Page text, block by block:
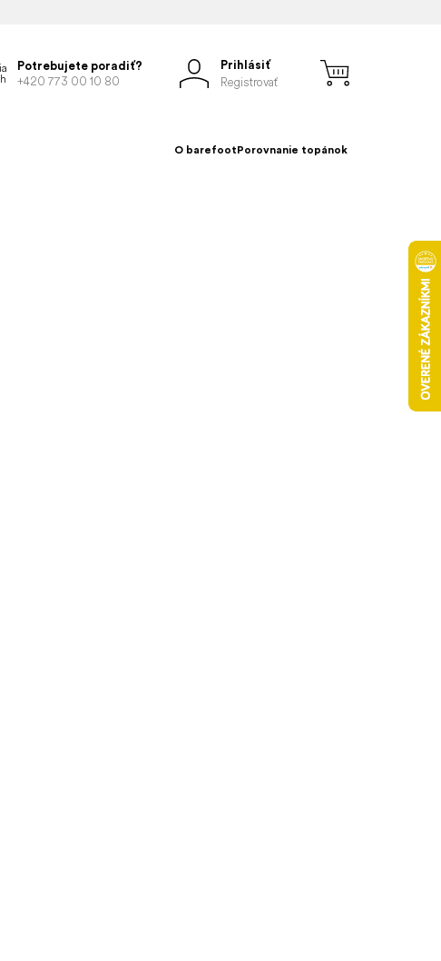
Potrebujete poradiť?
+420 773 00 10 80
Prihlásiť
Registrovať
O barefootPorovnanie topánok